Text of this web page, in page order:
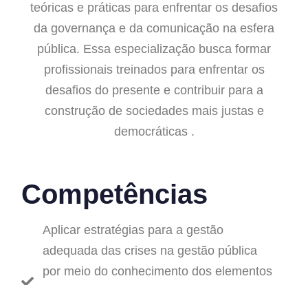
teóricas e práticas para enfrentar os desafios
da governança e da comunicação na esfera
pública. Essa especialização busca formar
profissionais treinados para enfrentar os
desafios do presente e contribuir para a
construção de sociedades mais justas e
democráticas .
Competências
Aplicar estratégias para a gestão
adequada das crises na gestão pública
por meio do conhecimento dos elementos